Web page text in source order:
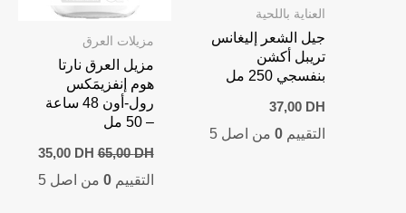
العناية باللحية
جيل الشعر إليغانس
تريبل أكشن
بنفسجي 250 مل
37,00 DH
التقييم 0من اصل 5
مزيلات العرق
مزيل العرق نارتا
هوم إنفزيمَكس
رول-أون 48 ساعة
– 50 مل
65,00DH
Original
was:
35,00 DH
التقييم0 من اصل 5